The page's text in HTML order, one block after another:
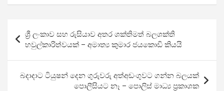
ce
o
o
k
tt at
s
A
p
p
e
gr
a
m
ar
e
navigation
ශ්‍රී ලංකාව සහ රුසියාව අතර ශක්තිමත් බලශක්ති
හවුල්කාරිත්වයක් – අමාත්‍ය කුමාර ජයකොඩි කියයි
බදාදාට ටියුෂන් දෙන ගුරුවරු අත්අඩංගුවට ගන්න බලයක්
පොලීසියට නෑ – පොලිස් මාධ්‍ය ප්‍රකාශක